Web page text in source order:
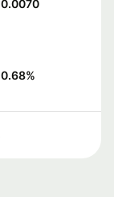
0.0070
0.68%